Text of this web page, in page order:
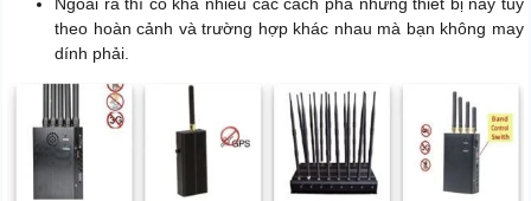
Ngoài ra thì có khá nhiều các cách phá những thiết bị này tùy
theo hoàn cảnh và trường hợp khác nhau mà bạn không may
dính phải.